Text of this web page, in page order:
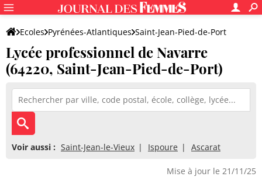
Ecoles Pyrénées-Atlantiques Saint-Jean-Pied-de-Port
Lycée professionnel de Navarre
Lycée professionnel de Navarre
(64220, Saint-Jean-Pied-de-Port)
Voir aussi : Saint-Jean-le-Vieux Ispoure Ascarat
Mise à jour le 21/11/25